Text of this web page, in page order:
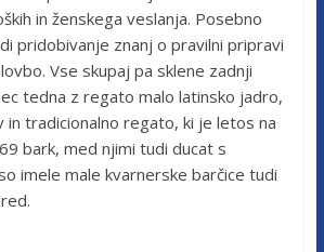
in ženskega veslanja. Posebno
pridobivanje znanj o pravilni pripravi
Vse skupaj pa sklene zadnji
tedna z regato malo latinsko jadro,
in tradicionalno regato, ki je letos na
bark, med njimi tudi ducat s
imele male kvarnerske barčice tudi